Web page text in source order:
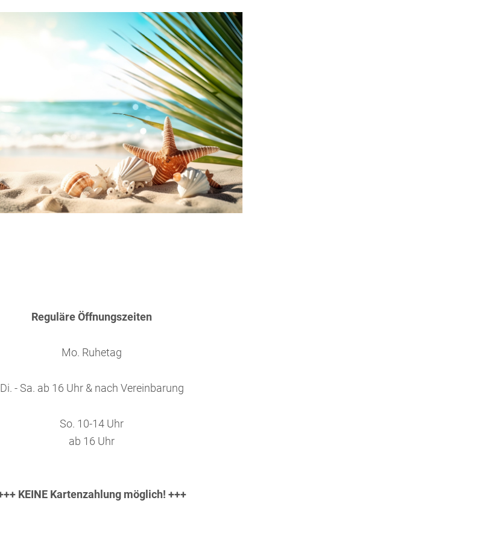
Reguläre Öffnungszeiten
Mo. Ruhetag
Di. - Sa. ab 16 Uhr & nach Vereinbarung
So. 10-14 Uhr
ab 16 Uhr
KEINE Kartenzahlung möglich! +++